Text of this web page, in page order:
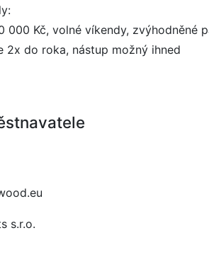
000 Kč, volné víkendy,
2x do roka, nástup možný ihned
s.r.o.